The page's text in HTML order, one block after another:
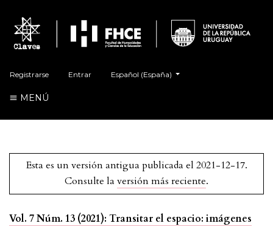
Registrarse Entrar Español (España)
MENÚ
Esta es un versión antigua publicada el 2021-12-17.
Consulte la versión más reciente.
Vol. 7 Núm. 13 (2021): Transitar el espacio: imágenes